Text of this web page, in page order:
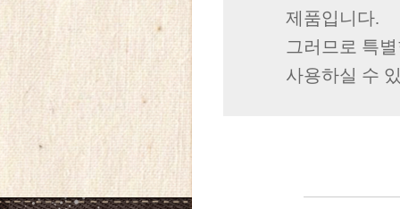
제품입니다.
그러므로 특
사용하실 수